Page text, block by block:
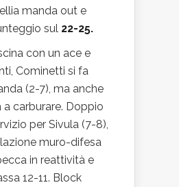
manda out e
sul 22-25.
con un ace e
Cominetti si fa
(2-7), ma anche
a carburare. Doppio
per Sivula (7-8),
muro-difesa
in reattività e
12-11. Block